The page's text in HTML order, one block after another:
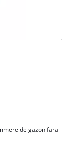
de gazon fara